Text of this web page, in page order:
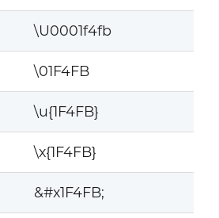
\U0001f4fb
\01F4FB
\u{1F4FB}
\x{1F4FB}
&#x1F4FB;